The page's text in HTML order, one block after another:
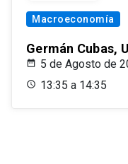
Macroeconomía
Germán Cubas,
5 de Agosto de
13:35 a 14:35